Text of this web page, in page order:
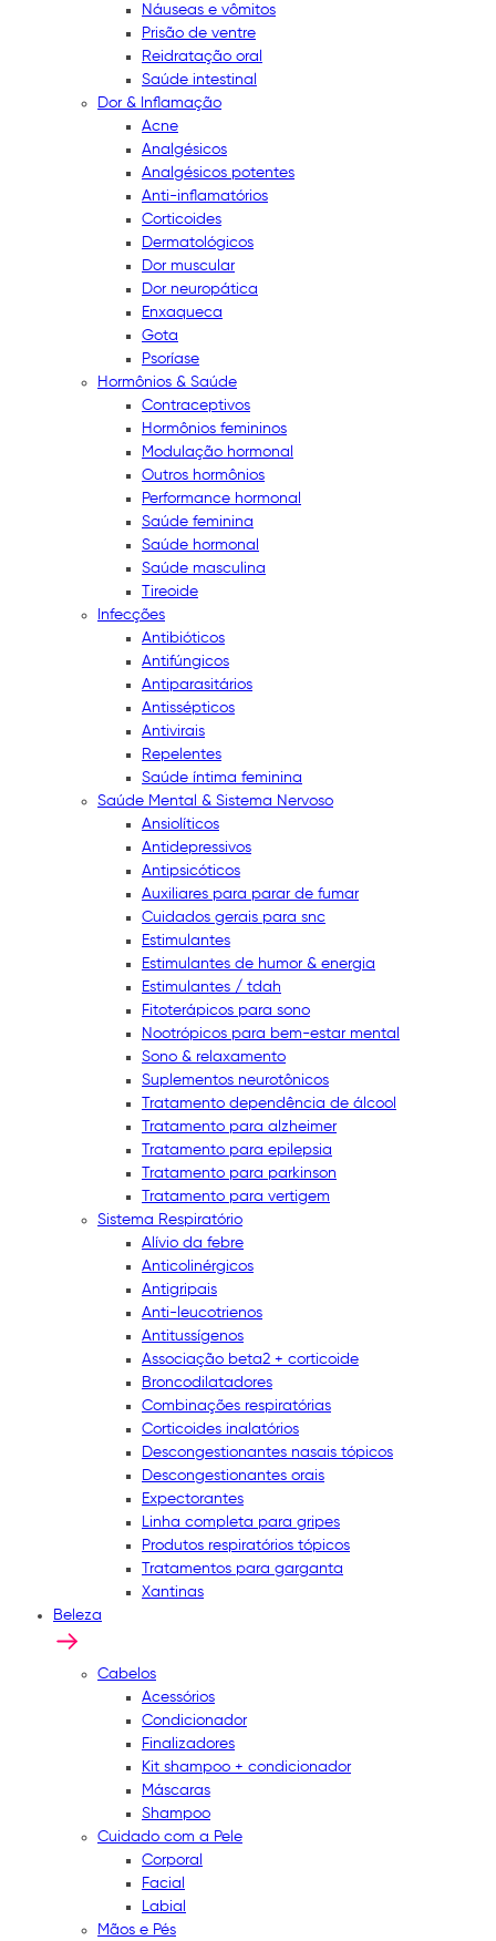
Náuseas e vômitos
Prisão de ventre
Reidratação oral
Saúde intestinal
Dor & Inflamação
Acne
Analgésicos
Analgésicos potentes
Anti-inflamatórios
Corticoides
Dermatológicos
Dor muscular
Dor neuropática
Enxaqueca
Gota
Psoríase
Hormônios & Saúde
Contraceptivos
Hormônios femininos
Modulação hormonal
Outros hormônios
Performance hormonal
Saúde feminina
Saúde hormonal
Saúde masculina
Tireoide
Infecções
Antibióticos
Antifúngicos
Antiparasitários
Antissépticos
Antivirais
Repelentes
Saúde íntima feminina
Saúde Mental & Sistema Nervoso
Ansiolíticos
Antidepressivos
Antipsicóticos
Auxiliares para parar de fumar
Cuidados gerais para snc
Estimulantes
Estimulantes de humor & energia
Estimulantes / tdah
Fitoterápicos para sono
Nootrópicos para bem-estar mental
Sono & relaxamento
Suplementos neurotônicos
Tratamento dependência de álcool
Tratamento para alzheimer
Tratamento para epilepsia
Tratamento para parkinson
Tratamento para vertigem
Sistema Respiratório
Alívio da febre
Anticolinérgicos
Antigripais
Anti-leucotrienos
Antitussígenos
Associação beta2 + corticoide
Broncodilatadores
Combinações respiratórias
Corticoides inalatórios
Descongestionantes nasais tópicos
Descongestionantes orais
Expectorantes
Linha completa para gripes
Produtos respiratórios tópicos
Tratamentos para garganta
Xantinas
Beleza
Cabelos
Acessórios
Condicionador
Finalizadores
Kit shampoo + condicionador
Máscaras
Shampoo
Cuidado com a Pele
Corporal
Facial
Labial
Mãos e Pés